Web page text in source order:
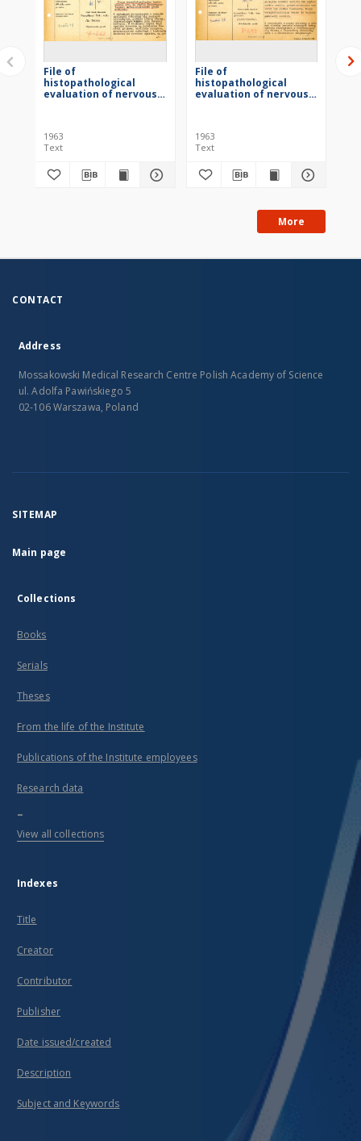
File of
histopathological
evaluation of nervous
1963
Text
File of
histopathological
evaluation of nervous
1963
Text
More
CONTACT
Address
Mossakowski Medical Research Centre Polish Academy of Science
ul. Adolfa Pawińskiego 5
02-106 Warszawa, Poland
SITEMAP
Main page
Collections
Books
Serials
Theses
From the life of the Institute
Publications of the Institute employees
Research data
...
View all collections
Indexes
Title
Creator
Contributor
Publisher
Date issued/created
Description
Subject and Keywords